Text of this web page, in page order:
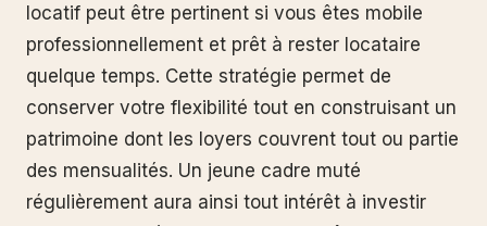
locatif peut être pertinent si vous êtes mobile
professionnellement et prêt à rester locataire
quelque temps. Cette stratégie permet de
conserver votre flexibilité tout en construisant un
patrimoine dont les loyers couvrent tout ou partie
des mensualités. Un jeune cadre muté
régulièrement aura ainsi tout intérêt à investir